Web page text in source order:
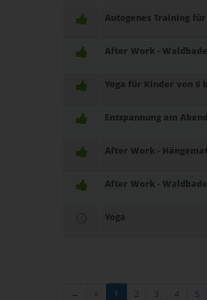
Autogenes Training
After Work -
Yoga für Kinder von 6
Entspannung am
After Work -
After Work -
Yoga
← « 1 2 3 4 5